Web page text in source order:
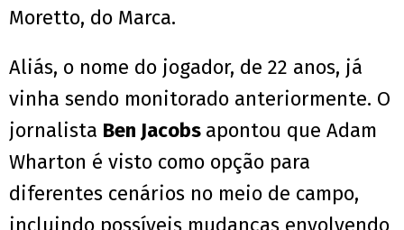
Moretto, do Marca.
Aliás, o nome do jogador, de 22 anos, já
vinha sendo monitorado anteriormente. O
jornalista Ben Jacobs apontou que Adam
Wharton é visto como opção para
diferentes cenários no meio de campo,